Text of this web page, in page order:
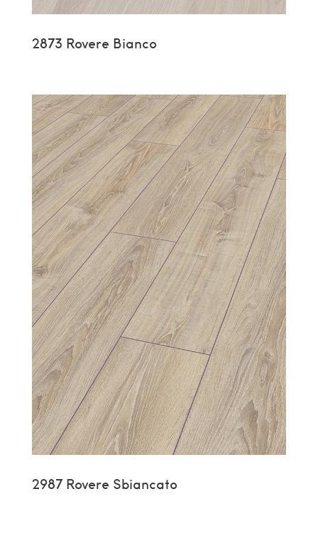
2873 Rovere Bianco
2987 Rovere Sbiancato